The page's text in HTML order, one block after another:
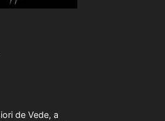
de Vede, a